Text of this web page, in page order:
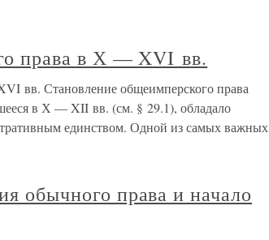
права в Х — XVI вв.
вв. Становление общеимперского права
в Х — XII вв. (см. § 29.1), обладало
единством. Одной из самых важных
обычного права и начало